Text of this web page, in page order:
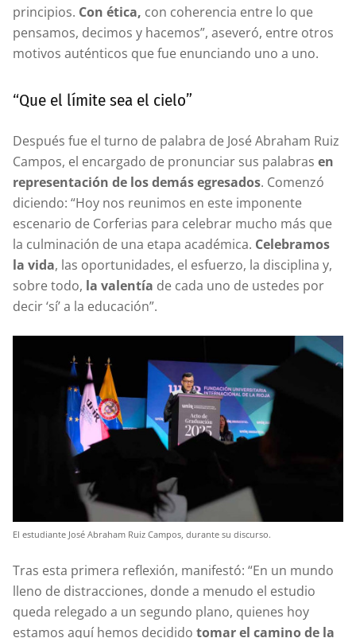
principios. Con ética, con coherencia entre lo que
pensamos, decimos y hacemos”, aseveró, entre otros
motivos auténticos que fue enunciando uno a uno.
“Que el límite sea el cielo”
Después fue el turno de palabra de José Abraham Ruiz
Campos, el encargado de pronunciar sus palabras en
representación de los demás egresados. Comenzó
diciendo: “Hoy nos reunimos en este imponente
escenario de Corferias para celebrar mucho más que
la culminación de una etapa académica. Celebramos
la vida, las oportunidades, el esfuerzo, la disciplina y,
sobre todo, la valentía de cada uno de ustedes por
decir ‘sí’ a la educación”.
El estudiante José Abraham Ruiz Campos, durante su discurso.
Tras esta primera reflexión, manifestó: “En un mundo
lleno de distracciones, donde a menudo el estudio
queda relegado a un segundo plano, quienes hoy
estamos aquí hemos decidido tomar el camino de la